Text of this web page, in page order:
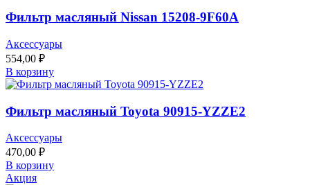
Фильтр масляный Nissan 15208-9F60A
Аксессуары
554,00 ₽
В корзину
Фильтр масляный Toyota 90915-YZZE2
Аксессуары
470,00 ₽
В корзину
Акция